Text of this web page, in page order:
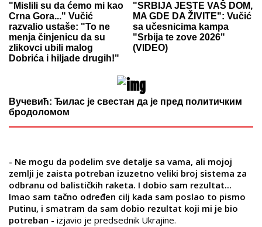
"Mislili su da ćemo mi kao
Crna Gora..." Vučić
razvalio ustaše: "To ne
menja činjenicu da su
zlikovci ubili malog
Dobrića i hiljade drugih!"
"SRBIJA JESTE VAŠ DOM,
MA GDE DA ŽIVITE": Vučić
sa učesnicima kampa
"Srbija te zove 2026"
(VIDEO)
Вучевић: Ђилас је свестан да је пред политичким
бродоломом
- Ne mogu da podelim sve detalje sa vama, ali mojoj
zemlji je zaista potreban izuzetno veliki broj sistema za
odbranu od balističkih raketa. I dobio sam rezultat...
Imao sam tačno određen cilj kada sam poslao to pismo
Putinu, i smatram da sam dobio rezultat koji mi je bio
potreban - izjavio je predsednik Ukrajine.